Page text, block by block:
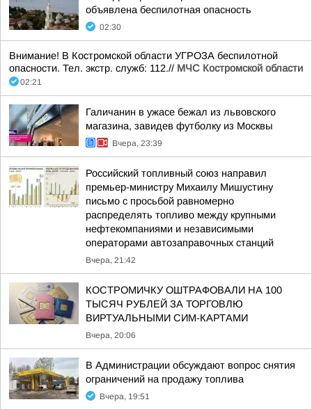
объявлена беспилотная опасность
02:30
Внимание! В Костромской области УГРОЗА беспилотной
опасности. Тел. экстр. служб: 112.// МЧС Костромской области
02:21
Галичанин в ужасе бежал из львовского
магазина, завидев футболку из Москвы
Вчера, 23:39
Российский топливный союз направил
премьер-министру Михаилу Мишустину
письмо с просьбой равномерно
распределять топливо между крупными
нефтекомпаниями и независимыми
операторами автозаправочных станций
Вчера, 21:42
КОСТРОМИЧКУ ОШТРАФОВАЛИ НА 100
ТЫСЯЧ РУБЛЕЙ ЗА ТОРГОВЛЮ
ВИРТУАЛЬНЫМИ СИМ-КАРТАМИ
Вчера, 20:06
В Администрации обсуждают вопрос снятия
ограничений на продажу топлива
Вчера, 19:51